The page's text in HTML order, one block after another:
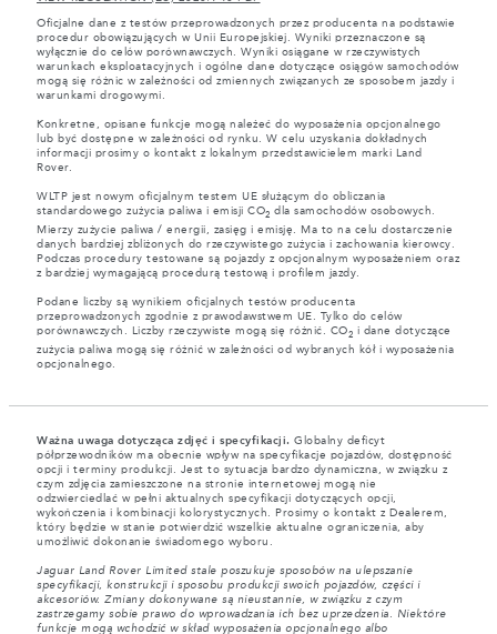
Oficjalne dane z testów przeprowadzonych przez producenta na podstawie
procedur obowiązujących w Unii Europejskiej. Wyniki przeznaczone są
wyłącznie do celów porównawczych. Wyniki osiągane w rzeczywistych
warunkach eksploatacyjnych i ogólne dane dotyczące osiągów samochodów
mogą się różnic w zależności od zmiennych związanych ze sposobem jazdy i
warunkami drogowymi.
Konkretne, opisane funkcje mogą należeć do wyposażenia opcjonalnego
lub być dostępne w zależności od rynku. W celu uzyskania dokładnych
informacji prosimy o kontakt z lokalnym przedstawicielem marki Land
Rover.
WLTP jest nowym oficjalnym testem UE służącym do obliczania
standardowego zużycia paliwa i emisji CO2 dla samochodów osobowych.
Mierzy zużycie paliwa / energii, zasięg i emisję. Ma to na celu dostarczenie
danych bardziej zbliżonych do rzeczywistego zużycia i zachowania kierowcy.
Podczas procedury testowane są pojazdy z opcjonalnym wyposażeniem oraz
z bardziej wymagającą procedurą testową i profilem jazdy.
Podane liczby są wynikiem oficjalnych testów producenta
przeprowadzonych zgodnie z prawodawstwem UE. Tylko do celów
porównawczych. Liczby rzeczywiste mogą się różnić. CO2 i dane dotyczące
zużycia paliwa mogą się różnić w zależności od wybranych kół i wyposażenia
opcjonalnego.
Ważna uwaga dotycząca zdjęć i specyfikacji. Globalny deficyt
półprzewodników ma obecnie wpływ na specyfikacje pojazdów, dostępność
opcji i terminy produkcji. Jest to sytuacja bardzo dynamiczna, w związku z
czym zdjęcia zamieszczone na stronie internetowej mogą nie
odzwierciedlać w pełni aktualnych specyfikacji dotyczących opcji,
wykończenia i kombinacji kolorystycznych. Prosimy o kontakt z Dealerem,
który będzie w stanie potwierdzić wszelkie aktualne ograniczenia, aby
umożliwić dokonanie świadomego wyboru.
Jaguar Land Rover Limited stale poszukuje sposobów na ulepszanie
specyfikacji, konstrukcji i sposobu produkcji swoich pojazdów, części i
akcesoriów. Zmiany dokonywane są nieustannie, w związku z czym
zastrzegamy sobie prawo do wprowadzania ich bez uprzedzenia. Niektóre
funkcje mogą wchodzić w skład wyposażenia opcjonalnego albo